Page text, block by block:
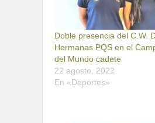
Doble presencia del C.W.
Hermanas PQS en el
del Mundo cadete
22 agosto, 2022
En «Deportes»